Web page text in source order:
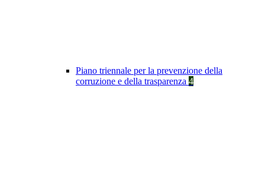
Piano triennale per la prevenzione della
corruzione e della trasparenza 4